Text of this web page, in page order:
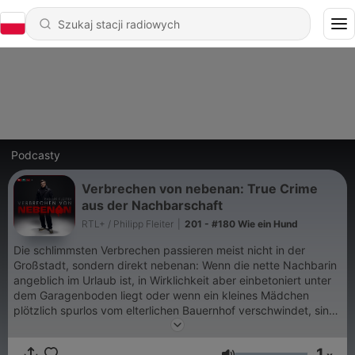
Podcasty
Verbrechen von nebenan: True Crime
aus der Nachbarschaft
RTL+ / Philipp Fleiter 201 - #180 Wie ein Hund
Die schlimmsten Verbrechen passieren meist nicht in der
Großstadt, sondern direkt nebenan: Wenn die nette Nachbarin
angeblich im Urlaub ist, in Wirklichkeit aber einbetoniert unter
dem Garagenboden liegt oder wenn ein kleines Mädchen
plötzlich spurlos vom elterlichen Bauernhof verschwindet, sind
das Fälle die man nie vergisst. Der Radiojournalist Philipp